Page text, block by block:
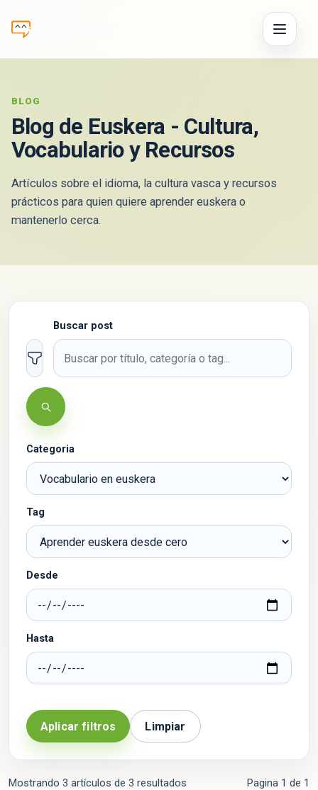
BLOG
Blog de Euskera - Cultura,
Vocabulario y Recursos
Artículos sobre el idioma, la cultura vasca y recursos
prácticos para quien quiere aprender euskera o
mantenerlo cerca.
Filtros
Buscar post
Buscar
Categoria
Tag
Desde
Hasta
Aplicar filtros Limpiar
Mostrando 3 artículos de 3 resultados Pagina 1 de 1